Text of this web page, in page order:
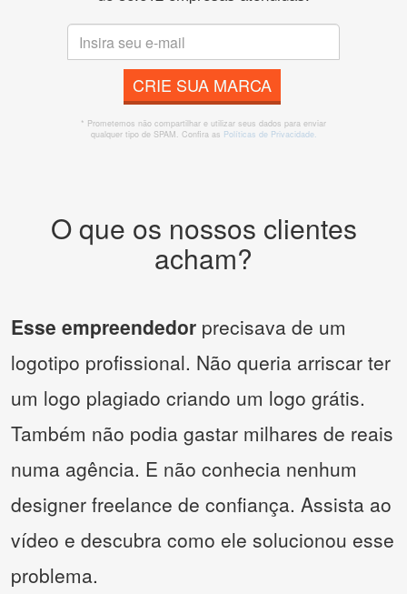
CRIE SUA MARCA
* Prometemos não compartilhar e utilizar seus dados para enviar
qualquer tipo de SPAM. Confira as Políticas de Privacidade.
O que os nossos clientes
acham?
Esse empreendedor precisava de um
logotipo profissional. Não queria arriscar ter
um logo plagiado criando um logo grátis.
Também não podia gastar milhares de reais
numa agência. E não conhecia nenhum
designer freelance de confiança. Assista ao
vídeo e descubra como ele solucionou esse
problema.